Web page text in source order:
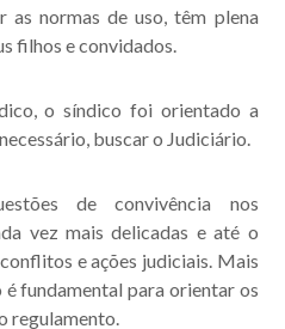
as normas de uso, têm plena
filhos e convidados.
o síndico foi orientado a
buscar o Judiciário.
de convivência nos
vez mais delicadas e até o
e ações judiciais. Mais
fundamental para orientar os
regulamento.